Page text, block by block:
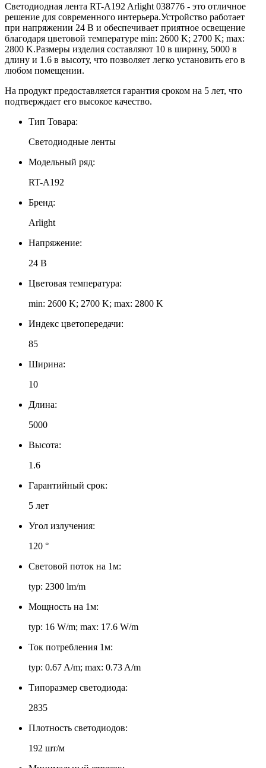
Светодиодная лента RT-A192 Arlight 038776 - это отличное
решение для современного интерьера.Устройство работает
при напряжении 24 В и обеспечивает приятное освещение
благодаря цветовой температуре min: 2600 K; 2700 K; max:
2800 K.Размеры изделия составляют 10 в ширину, 5000 в
длину и 1.6 в высоту, что позволяет легко установить его в
любом помещении.
На продукт предоставляется гарантия сроком на 5 лет, что
подтверждает его высокое качество.
Тип Товара:
Светодиодные ленты
Модельный ряд:
RT-A192
Бренд:
Arlight
Напряжение:
24 В
Цветовая температура:
min: 2600 K; 2700 K; max: 2800 K
Индекс цветопередачи:
85
Ширина:
10
Длина:
5000
Высота:
1.6
Гарантийный срок:
5 лет
Угол излучения:
120 °
Световой поток на 1м:
typ: 2300 lm/m
Мощность на 1м:
typ: 16 W/m; max: 17.6 W/m
Ток потребления 1м:
typ: 0.67 A/m; max: 0.73 A/m
Типоразмер светодиода:
2835
Плотность светодиодов:
192 шт/м